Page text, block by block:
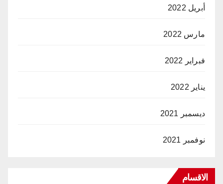
أبريل 2022
مارس 2022
فبراير 2022
يناير 2022
ديسمبر 2021
نوفمبر 2021
الاقسام